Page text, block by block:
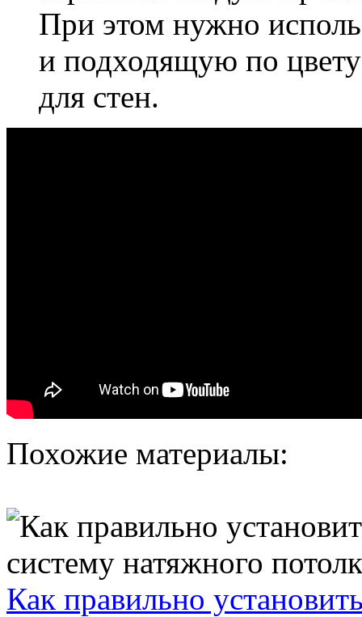
При этом нужно
и подходящую по цвету
для стен.
Похожие материалы:
Как правильно